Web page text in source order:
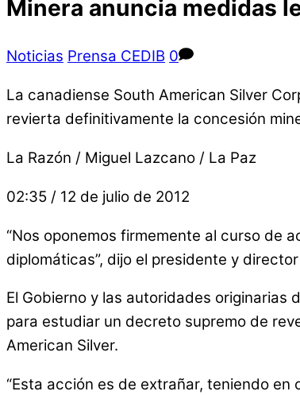
Minera anuncia medidas
Noticias Prensa CEDIB 0
La canadiense South American Silver
revierta definitivamente la concesión
La Razón / Miguel Lazcano / La Paz
02:35 / 12 de julio de 2012
“Nos oponemos firmemente al curso de
diplomáticas”, dijo el presidente y
El Gobierno y las autoridades originarias
para estudiar un decreto supremo de
American Silver.
“Esta acción es de extrañar, teniendo